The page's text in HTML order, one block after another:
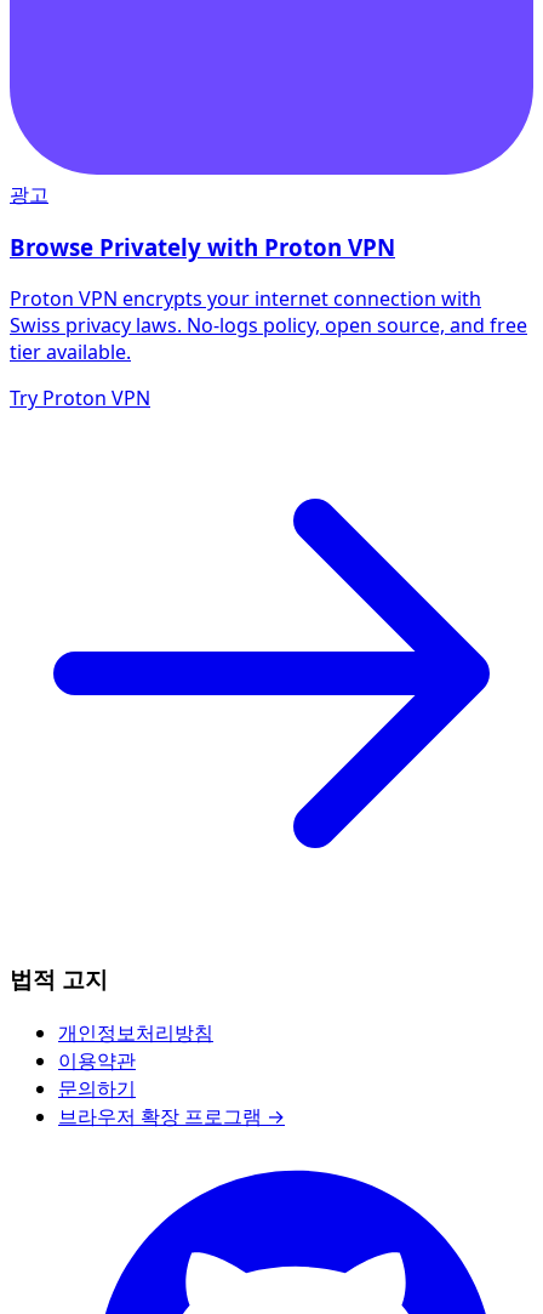
광고
Browse Privately with Proton VPN
Proton VPN encrypts your internet connection with
Swiss privacy laws. No-logs policy, open source, and free
tier available.
Try Proton VPN
법적 고지
개인정보처리방침
이용약관
문의하기
브라우저 확장 프로그램 →